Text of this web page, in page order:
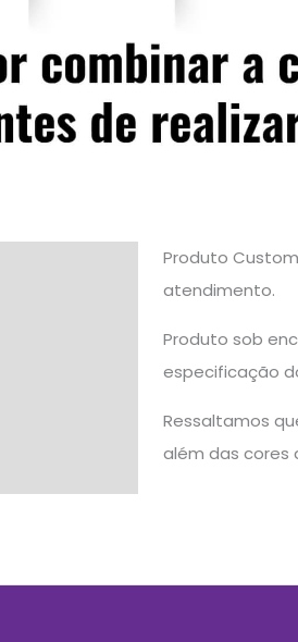
Produto
atendimento.
Produto sob
especificação
Ressaltamos
além das cores